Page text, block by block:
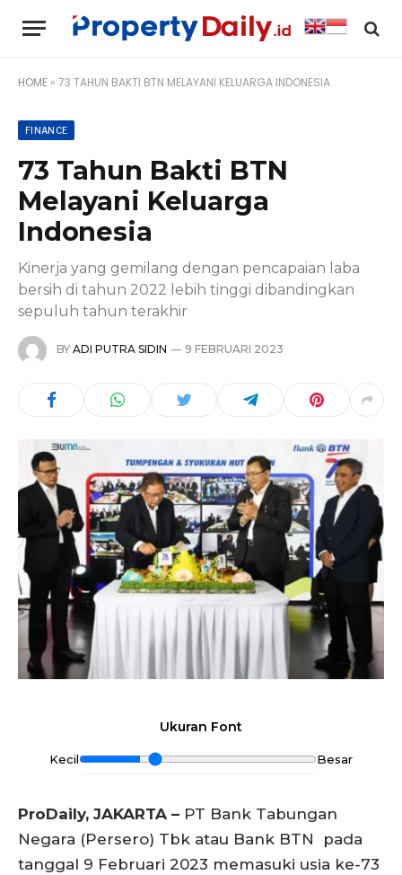
HOME » 73 TAHUN BAKTI BTN MELAYANI KELUARGA INDONESIA
FINANCE
73 Tahun Bakti BTN
Melayani Keluarga
Indonesia
Kinerja yang gemilang dengan pencapaian laba
bersih di tahun 2022 lebih tinggi dibandingkan
sepuluh tahun terakhir
BY ADI PUTRA SIDIN 9 FEBRUARI 2023
Ukuran Font
Kecil Besar
ProDaily, JAKARTA – PT Bank Tabungan
Negara (Persero) Tbk atau Bank BTN pada
tanggal 9 Februari 2023 memasuki usia ke-73